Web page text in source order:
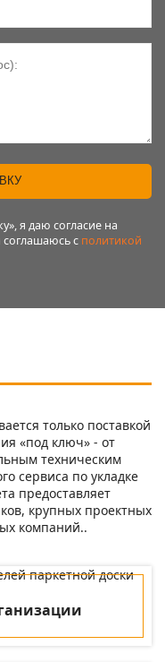
я даю согласие на
c политикой
только поставкой
«под ключ» - от
техническим
сервиса по укладке
предоставляет
крупных проектных
компаний..